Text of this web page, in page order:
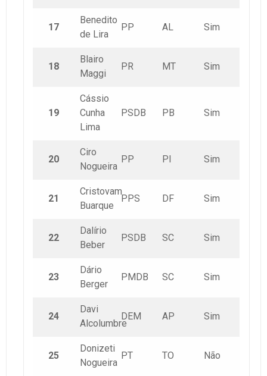
17
Benedito
de Lira
PP AL Sim
18
Blairo
Maggi
PR MT Sim
19
Cássio
Cunha
Lima
PSDB PB Sim
20
Ciro
Nogueira
PP PI Sim
21
Cristovam
Buarque
PPS DF Sim
22
Dalírio
Beber
PSDB SC Sim
23
Dário
Berger
PMDB SC Sim
24
Davi
Alcolumbre
DEM AP Sim
25
Donizeti
Nogueira
PT TO Não